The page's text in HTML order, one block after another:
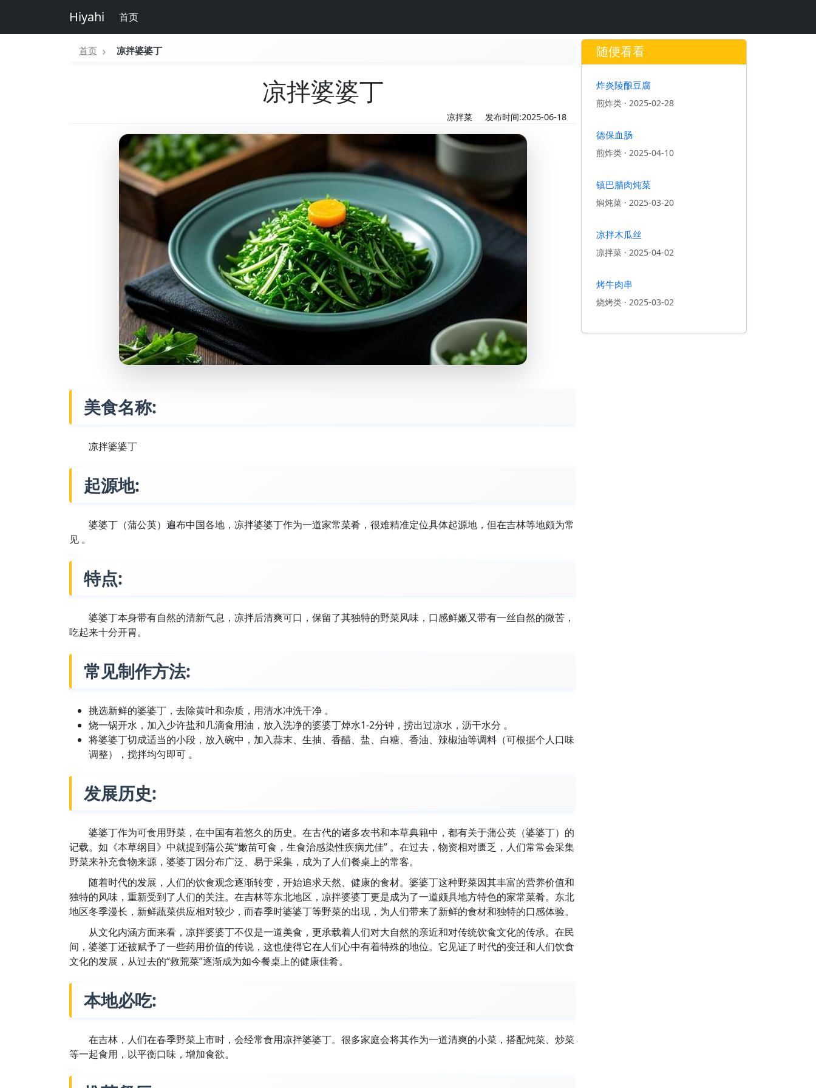
Hiyahi 首页
首页 凉拌婆婆丁
凉拌婆婆丁
凉拌菜 发布时间:2025-06-18
美食名称:
凉拌婆婆丁
起源地:
婆婆丁（蒲公英）遍布中国各地，凉拌婆婆丁作为一道家常菜肴，很难精准定位具体起源地，但在吉林等地颇为常
见 。
特点:
婆婆丁本身带有自然的清新气息，凉拌后清爽可口，保留了其独特的野菜风味，口感鲜嫩又带有一丝自然的微苦，
吃起来十分开胃。
常见制作方法:
挑选新鲜的婆婆丁，去除黄叶和杂质，用清水冲洗干净 。
烧一锅开水，加入少许盐和几滴食用油，放入洗净的婆婆丁焯水1-2分钟，捞出过凉水，沥干水分 。
将婆婆丁切成适当的小段，放入碗中，加入蒜末、生抽、香醋、盐、白糖、香油、辣椒油等调料（可根据个人口味
调整），搅拌均匀即可 。
发展历史:
婆婆丁作为可食用野菜，在中国有着悠久的历史。在古代的诸多农书和本草典籍中，都有关于蒲公英（婆婆丁）的
记载。如《本草纲目》中就提到蒲公英“嫩苗可食，生食治感染性疾病尤佳” 。在过去，物资相对匮乏，人们常常会采集
野菜来补充食物来源，婆婆丁因分布广泛、易于采集，成为了人们餐桌上的常客。
随着时代的发展，人们的饮食观念逐渐转变，开始追求天然、健康的食材。婆婆丁这种野菜因其丰富的营养价值和
独特的风味，重新受到了人们的关注。在吉林等东北地区，凉拌婆婆丁更是成为了一道颇具地方特色的家常菜肴。东北
地区冬季漫长，新鲜蔬菜供应相对较少，而春季时婆婆丁等野菜的出现，为人们带来了新鲜的食材和独特的口感体验。
从文化内涵方面来看，凉拌婆婆丁不仅是一道美食，更承载着人们对大自然的亲近和对传统饮食文化的传承。在民
间，婆婆丁还被赋予了一些药用价值的传说，这也使得它在人们心中有着特殊的地位。它见证了时代的变迁和人们饮食
文化的发展，从过去的“救荒菜”逐渐成为如今餐桌上的健康佳肴。
本地必吃:
在吉林，人们在春季野菜上市时，会经常食用凉拌婆婆丁。很多家庭会将其作为一道清爽的小菜，搭配炖菜、炒菜
等一起食用，以平衡口味，增加食欲。
随便看看
炸炎陵酿豆腐
煎炸类 · 2025-02-28
德保血肠
煎炸类 · 2025-04-10
镇巴腊肉炖菜
焖炖菜 · 2025-03-20
凉拌木瓜丝
凉拌菜 · 2025-04-02
烤牛肉串
烧烤类 · 2025-03-02